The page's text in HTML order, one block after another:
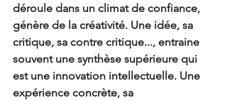
déroule dans un climat de confiance,
génère de la créativité. Une idée, sa
critique, sa contre critique..., entraine
souvent une synthèse supérieure qui
est une innovation intellectuelle. Une
expérience concrète, sa